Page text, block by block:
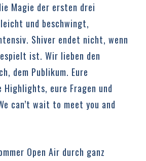
Magie der ersten drei
und beschwingt,
Shiver endet nicht, wenn
ist. Wir lieben den
dem Publikum. Eure
Highlights, eure Fragen und
can’t wait to meet you and
Open Air durch ganz